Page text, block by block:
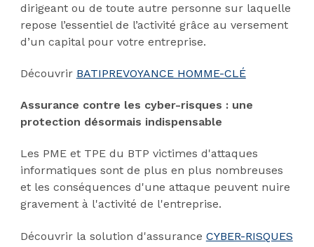
dirigeant ou de toute autre personne sur laquelle
repose l’essentiel de l’activité grâce au versement
d’un capital pour votre entreprise.
Découvrir BATIPREVOYANCE HOMME-CLÉ
Assurance contre les cyber-risques : une
protection désormais indispensable
Les PME et TPE du BTP victimes d'attaques
informatiques sont de plus en plus nombreuses
et les conséquences d'une attaque peuvent nuire
gravement à l'activité de l'entreprise.
Découvrir la solution d'assurance CYBER-RISQUES